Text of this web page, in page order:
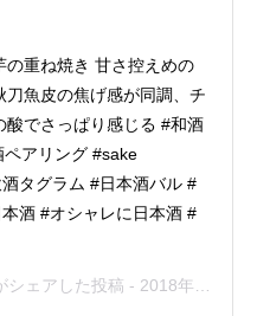
重ね焼き 甘さ控えめの
魚皮の焦げ感が同調、チ
酸でさっぱり感じる #和酒
アリング #sake
タグラム #日本酒バル #
酒 #オシャレに日本酒 #
シェアした投稿 - 2018年10月月15日午後8時52分PDT